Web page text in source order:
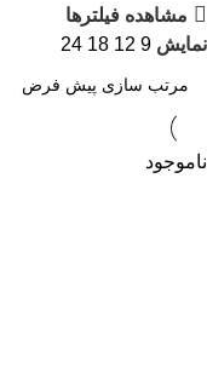
مشاهده فیلترها
نمایش 9
12
18
24
ناموجود